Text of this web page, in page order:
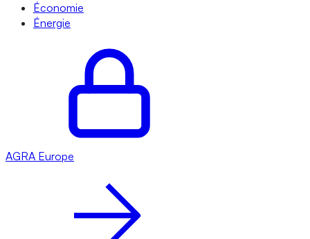
Économie
Énergie
AGRA Europe